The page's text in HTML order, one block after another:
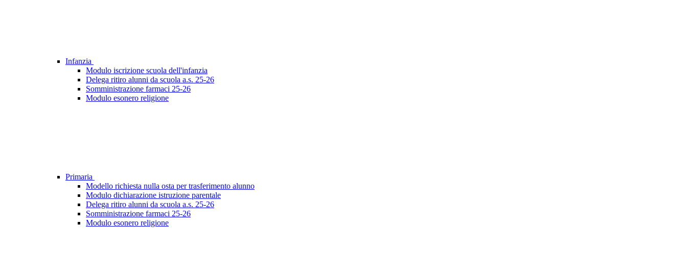
Infanzia
Modulo iscrizione scuola dell'infanzia
Delega ritiro alunni da scuola a.s. 25-26
Somministrazione farmaci 25-26
Modulo esonero religione
Primaria
Modello richiesta nulla osta per trasferimento alunno
Modulo dichiarazione istruzione parentale
Delega ritiro alunni da scuola a.s. 25-26
Somministrazione farmaci 25-26
Modulo esonero religione